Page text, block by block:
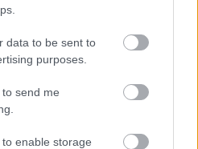
data to be sent to
purposes.
send me
enable storage